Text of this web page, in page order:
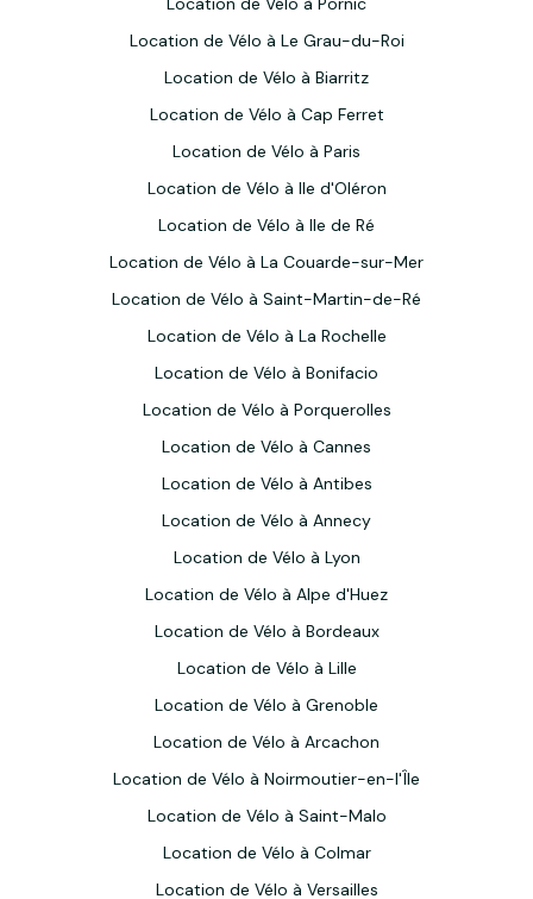
Location de Vélo à Le Grau-du-Roi
Location de Vélo à Biarritz
Location de Vélo à Cap Ferret
Location de Vélo à Paris
Location de Vélo à Ile d'Oléron
Location de Vélo à Ile de Ré
Location de Vélo à La Couarde-sur-Mer
Location de Vélo à Saint-Martin-de-Ré
Location de Vélo à La Rochelle
Location de Vélo à Bonifacio
Location de Vélo à Porquerolles
Location de Vélo à Cannes
Location de Vélo à Antibes
Location de Vélo à Annecy
Location de Vélo à Lyon
Location de Vélo à Alpe d'Huez
Location de Vélo à Bordeaux
Location de Vélo à Lille
Location de Vélo à Grenoble
Location de Vélo à Arcachon
Location de Vélo à Noirmoutier-en-l'Île
Location de Vélo à Saint-Malo
Location de Vélo à Colmar
Location de Vélo à Versailles